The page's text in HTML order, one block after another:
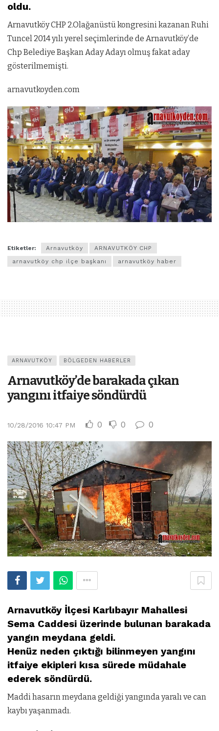
oldu.
Arnavutköy CHP 2.Olağanüstü kongresini kazanan Ruhi
Tuncel 2014 yılı yerel seçimlerinde de Arnavutköy’de
Chp Belediye Başkan Aday Adayı olmuş fakat aday
gösterilmemişti.
arnavutkoyden.com
Etiketler: Arnavutköy
ARNAVUTKÖY CHP
arnavutköy chp ilçe başkanı
arnavutköy haber
ARNAVUTKÖY BÖLGEDEN HABERLER
Arnavutköy’de barakada çıkan
yangını itfaiye söndürdü
10/28/2016 10:47 PM 0 0 0
Arnavutköy İlçesi Karlıbayır Mahallesi
Sema Caddesi üzerinde bulunan barakada
yangın meydana geldi.
Henüz neden çıktığı bilinmeyen yangını
itfaiye ekipleri kısa sürede müdahale
ederek söndürdü.
Maddi hasarın meydana geldiği yangında yaralı ve can
kaybı yaşanmadı.